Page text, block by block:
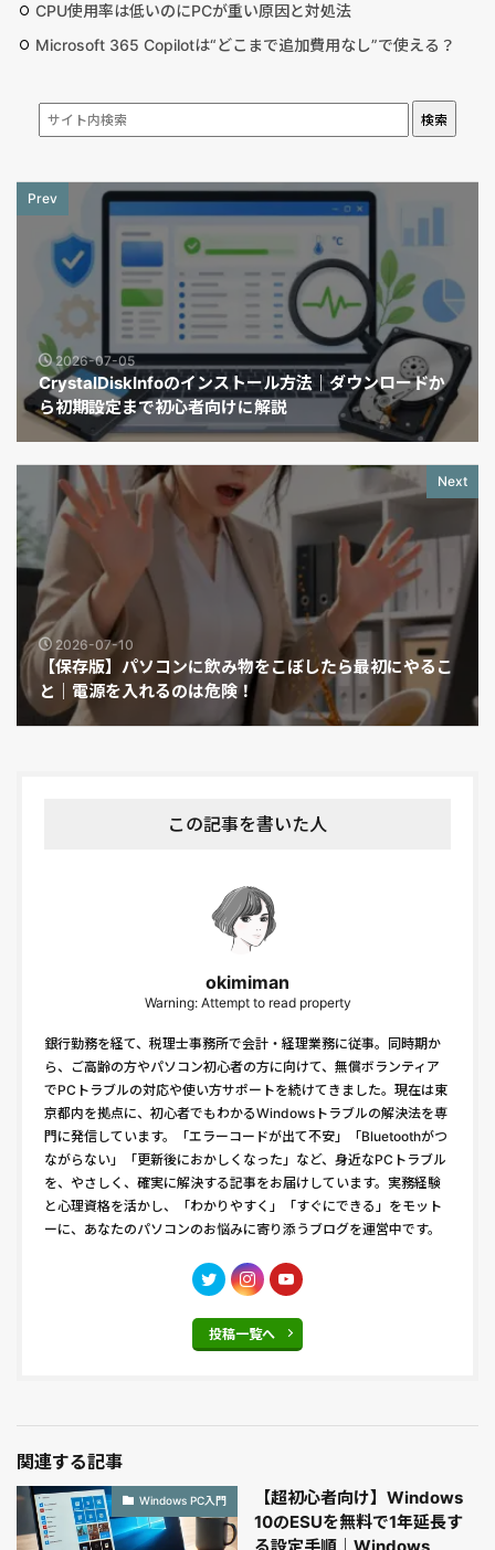
CPU使用率は低いのにPCが重い原因と対処法
Microsoft 365 Copilotは“どこまで追加費用なし”で使える？
検索
Prev
2026-07-05
CrystalDiskInfoのインストール方法｜ダウンロードか
ら初期設定まで初心者向けに解説
Next
2026-07-10
【保存版】パソコンに飲み物をこぼしたら最初にやるこ
と｜電源を入れるのは危険！
この記事を書いた人
okimiman
Warning: Attempt to read property
銀行勤務を経て、税理士事務所で会計・経理業務に従事。同時期か
ら、ご高齢の方やパソコン初心者の方に向けて、無償ボランティア
でPCトラブルの対応や使い方サポートを続けてきました。現在は東
京都内を拠点に、初心者でもわかるWindowsトラブルの解決法を専
門に発信しています。「エラーコードが出て不安」「Bluetoothがつ
ながらない」「更新後におかしくなった」など、身近なPCトラブル
を、やさしく、確実に解決する記事をお届けしています。実務経験
と心理資格を活かし、「わかりやすく」「すぐにできる」をモット
ーに、あなたのパソコンのお悩みに寄り添うブログを運営中です。
投稿一覧へ
関連する記事
Windows PC入門
【超初心者向け】Windows
10のESUを無料で1年延長す
る設定手順｜Windows